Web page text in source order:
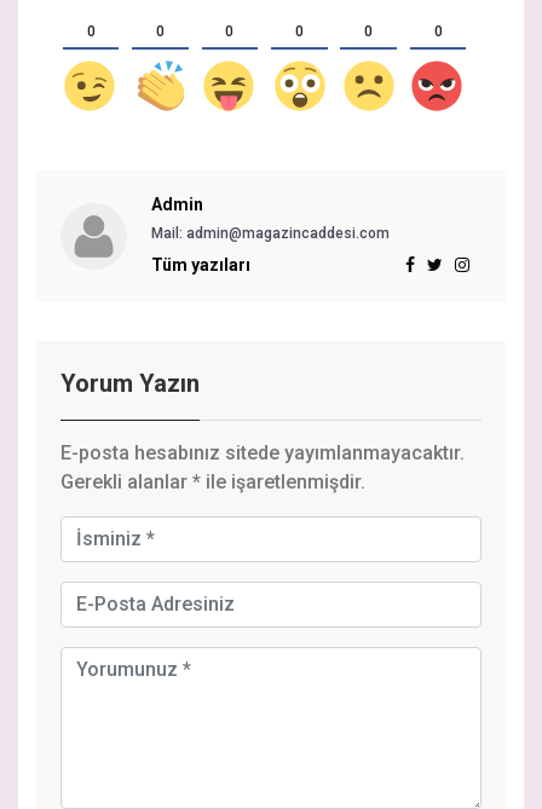
0 0 0 0 0 0
Admin
Mail: admin@magazincaddesi.com
Tüm yazıları
Yorum Yazın
E-posta hesabınız sitede yayımlanmayacaktır.
Gerekli alanlar * ile işaretlenmişdir.